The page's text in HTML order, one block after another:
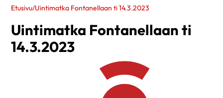
Etusivu/Uintimatka Fontanellaan ti 14.3.2023
Uintimatka Fontanellaan ti
14.3.2023